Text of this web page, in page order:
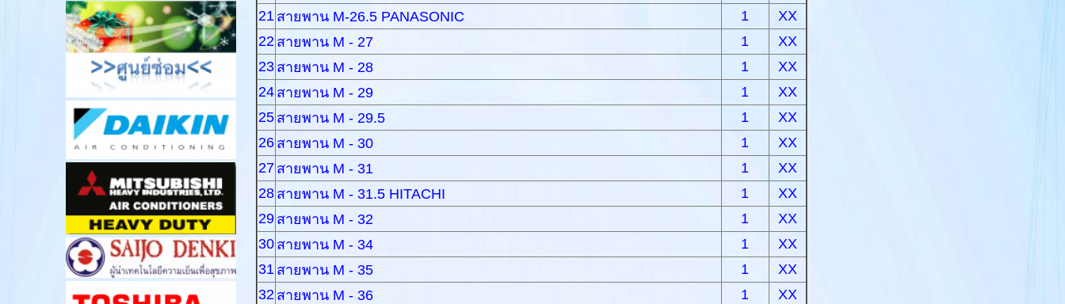
21 สายพาน M-26.5 PANASONIC 1
XX
22 สายพาน M - 27 1
XX
23 สายพาน M - 28 1
XX
24 สายพาน M - 29 1
XX
25 สายพาน M - 29.5 1
XX
26 สายพาน M - 30 1
XX
27 สายพาน M - 31 1
XX
28 สายพาน M - 31.5 HITACHI 1
XX
29 สายพาน M - 32 1
XX
30 สายพาน M - 34 1
XX
31 สายพาน M - 35 1
XX
32 สายพาน M - 36 1
XX